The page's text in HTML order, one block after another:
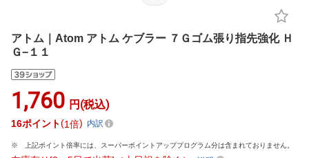
アトム｜Atom アトム ケブラー ７Ｇゴム張り指先強化 Ｈ
Ｇ−１１
1,760 円(税込)
16ポイント 1倍 内訳
上記ポイント倍率には、スーパーポイントアッププログラム分は含まれておりません。